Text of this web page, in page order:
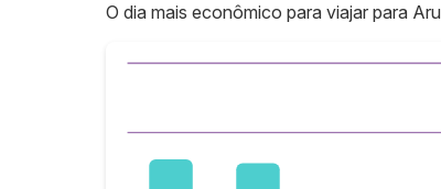
O dia mais econômico para viajar para